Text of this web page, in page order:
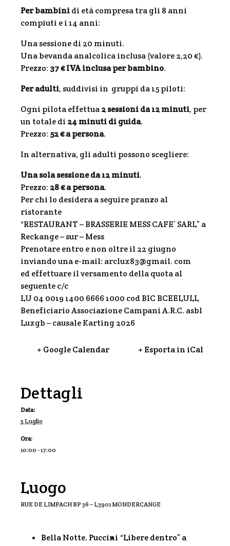
Per bambinidi età compresa tra gli 8 anni
compiuti e i 14 anni:
Una sessione di 20 minuti.
Una bevanda analcolica inclusa (valore 2,20 €).
Prezzo: 37 € IVA inclusa per bambino.
Per adulti, suddivisi in gruppi da 15 piloti:
Ogni pilota effettua2 sessioni da 12 minuti, per
un totale di 24 minuti di guida.
Prezzo: 52 € a persona.
In alternativa, gli adulti possono scegliere:
Una sola sessione da 12 minuti.
Prezzo: 28 € a persona.
Per chi lo desidera a seguire pranzo al
ristorante
“RESTAURANT – BRASSERIE MESS CAFE’ SARL” a
Reckange – sur – Mess
Prenotare entro e non oltre il 22 giugno
inviando una e-mail: arclux83@gmail. com
ed effettuare il versamento della quota al
seguente c/c
LU 04 0019 1400 6666 1000 cod BIC BCEELULL
Beneficiario Associazione Campani A.R.C. asbl
Luxgb – causale Karting 2026
+ Google Calendar + Esporta in iCal
Dettagli
Data:
5 Luglio
Ora:
10:00 - 17:00
Luogo
RUE DE LIMPACH BP 36 – L3901 MONDERCANGE
Bella Notte. Puccini “Libere dentro” a